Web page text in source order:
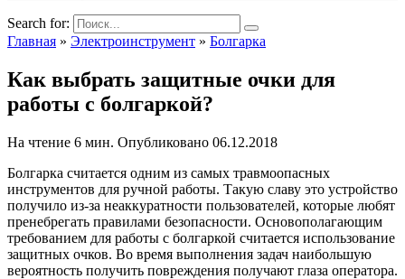
Search for:
Главная » Электроинструмент » Болгарка
Как выбрать защитные очки для
работы с болгаркой?
На чтение 6 мин. Опубликовано 06.12.2018
Болгарка считается одним из самых травмоопасных
инструментов для ручной работы. Такую славу это устройство
получило из-за неаккуратности пользователей, которые любят
пренебрегать правилами безопасности. Основополагающим
требованием для работы с болгаркой считается использование
защитных очков. Во время выполнения задач наибольшую
вероятность получить повреждения получают глаза оператора.